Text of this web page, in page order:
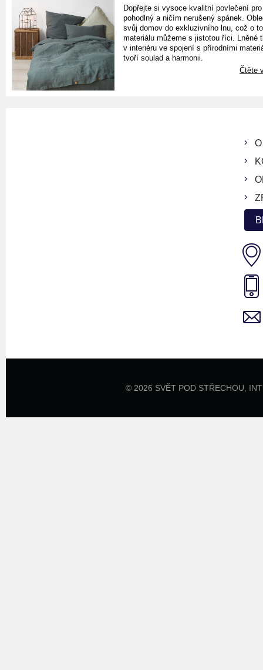
Dopřejte si vysoce kvalitní povlečení pro
pohodlný a ničím nerušený spánek.
svůj domov do exkluzivního lnu, což o
materiálu můžeme s jistotou říci. Lněné
v interiéru ve spojení s přírodními
tvoří soulad a harmonii.
Čtěte
© 2026 SVĚT POD STŘECHOU,